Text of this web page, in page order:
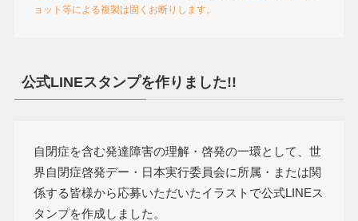
ョット等による複製は固くお断りします。
公式LINEスタンプを作りました!!
自閉症を含む発達障害の理解・啓発の一環として、世
界自閉症啓発デー・日本実行委員会に所属・または関
係する皆様から応募いただいたイラストで公式LINEス
タンプを作成しました。